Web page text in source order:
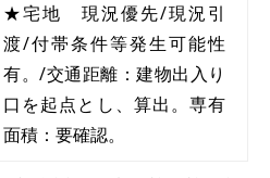
★宅地 現況優先/現況引
渡/付帯条件等発生可能性
有。/交通距離：建物出入り
口を起点とし、算出。専有
面積：要確認。